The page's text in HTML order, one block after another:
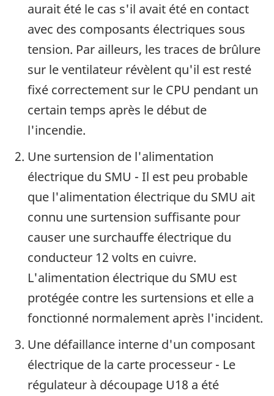
aurait été le cas s'il avait été en contact
avec des composants électriques sous
tension. Par ailleurs, les traces de brûlure
sur le ventilateur révèlent qu'il est resté
fixé correctement sur le CPU pendant un
certain temps après le début de
l'incendie.
Une surtension de l'alimentation
électrique du SMU - Il est peu probable
que l'alimentation électrique du SMU ait
connu une surtension suffisante pour
causer une surchauffe électrique du
conducteur 12 volts en cuivre.
L'alimentation électrique du SMU est
protégée contre les surtensions et elle a
fonctionné normalement après l'incident.
Une défaillance interne d'un composant
électrique de la carte processeur - Le
régulateur à découpage U18 a été